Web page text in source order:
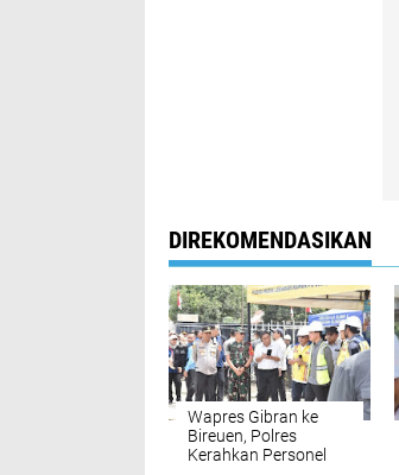
DIREKOMENDASIKAN
Wapres Gibran ke
Bireuen, Polres
Kerahkan Personel